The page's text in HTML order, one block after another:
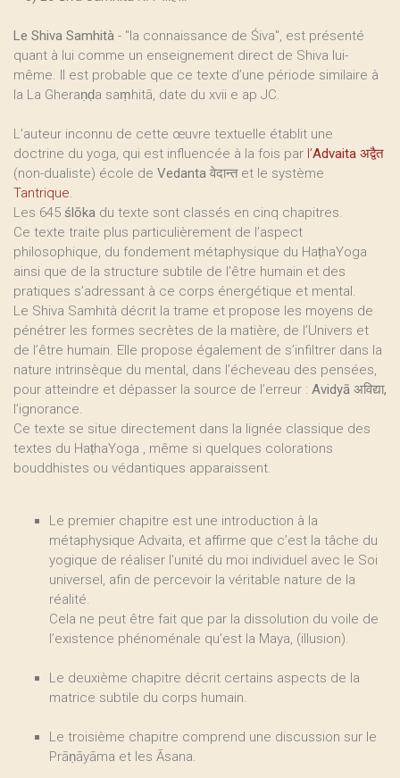
Le Shiva Samhità - "la connaissance de Śiva", est présenté
quant à lui comme un enseignement direct de Shiva lui-
même. Il est probable que ce texte d’une période similaire à
la La Gheraṇḍa saṃhitā, date du xvii e ap JC.
L’auteur inconnu de cette œuvre textuelle établit une
doctrine du yoga, qui est influencée à la fois par l’Advaita अद्वैत
(non-dualiste) école de Vedanta वेदान्त et le système
Tantrique.
Les 645 ślōka du texte sont classés en cinq chapitres.
Ce texte traite plus particulièrement de l’aspect
philosophique, du fondement métaphysique du HaṭhaYoga
ainsi que de la structure subtile de l’être humain et des
pratiques s’adressant à ce corps énergétique et mental.
Le Shiva Samhità décrit la trame et propose les moyens de
pénétrer les formes secrètes de la matière, de l’Univers et
de l’être humain. Elle propose également de s’infiltrer dans la
nature intrinsèque du mental, dans l’écheveau des pensées,
pour atteindre et dépasser la source de l’erreur : Avidyā अविद्या,
l’ignorance.
Ce texte se situe directement dans la lignée classique des
textes du HaṭhaYoga , même si quelques colorations
bouddhistes ou védantiques apparaissent.
Le premier chapitre est une introduction à la
métaphysique Advaita, et affirme que c’est la tâche du
yogique de réaliser l’unité du moi individuel avec le Soi
universel, afin de percevoir la véritable nature de la
réalité.
Cela ne peut être fait que par la dissolution du voile de
l’existence phénoménale qu’est la Maya, (illusion).
Le deuxième chapitre décrit certains aspects de la
matrice subtile du corps humain.
Le troisième chapitre comprend une discussion sur le
Prāṇāyāma et les Āsana.